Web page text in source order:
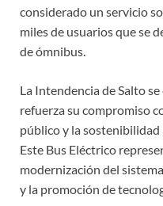
considerado un servicio
miles de usuarios que se
de ómnibus.
La Intendencia de Salto
refuerza su compromiso
público y la
Este Bus Eléctrico
modernización del
y la promoción de